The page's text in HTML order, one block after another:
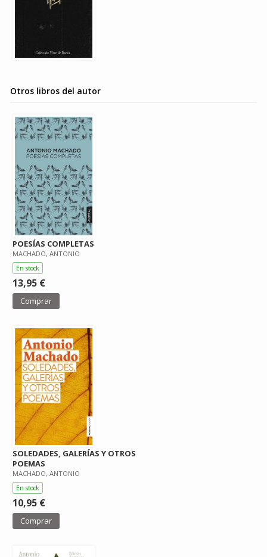
Otros libros del autor
POESÍAS COMPLETAS
MACHADO, ANTONIO
En stock
13,95 €
Comprar
SOLEDADES, GALERÍAS Y OTROS
POEMAS
MACHADO, ANTONIO
En stock
10,95 €
Comprar